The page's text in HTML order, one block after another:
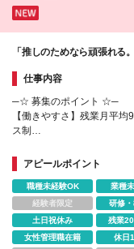
「推しのためなら頑張れる
仕事内容
─☆ 募集のポイント ☆─
【働きやすさ】残業月平
ス制
【安定基盤】東証プライム
ャパン』グループ
アピールポイント
職種未経験OK 業種
経験者限定
研修
土日祝休み
残業
女性管理職在籍
休日